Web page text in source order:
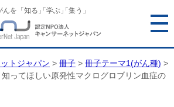
んを「知る 「学ぶ 「集う」
トジャパン > 冊子 > 冊子テーマ1(がん種) >
知ってほしい原発性マクログロブリン血症の